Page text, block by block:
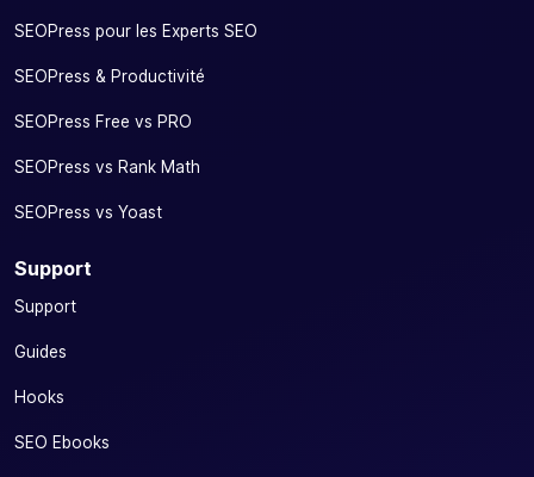
SEOPress pour les Experts SEO
SEOPress & Productivité
SEOPress Free vs PRO
SEOPress vs Rank Math
SEOPress vs Yoast
Support
Support
Guides
Hooks
SEO Ebooks